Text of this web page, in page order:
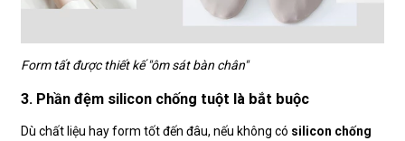
Form tất được thiết kế "ôm sát bàn chân"
3. Phần đệm silicon chống tuột là bắt buộc
Dù chất liệu hay form tốt đến đâu, nếu không có silicon chống